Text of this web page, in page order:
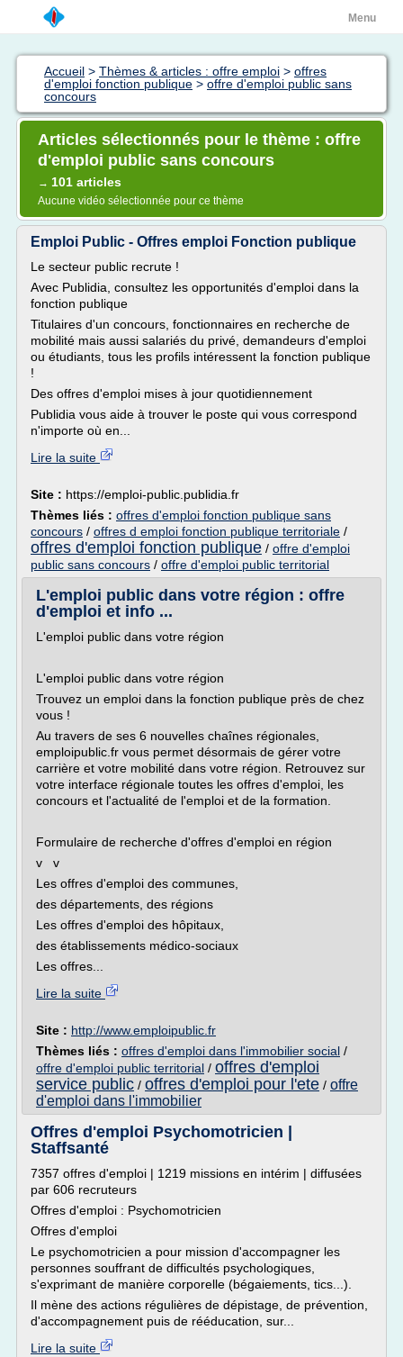
Menu
Accueil > Thèmes & articles : offre emploi > offres
d'emploi fonction publique > offre d'emploi public sans
concours
Articles sélectionnés pour le thème : offre
d'emploi public sans concours
→ 101 articles
Aucune vidéo sélectionnée pour ce thème
Emploi Public - Offres emploi Fonction publique
Le secteur public recrute !
Avec Publidia, consultez les opportunités d'emploi dans la
fonction publique
Titulaires d'un concours, fonctionnaires en recherche de
mobilité mais aussi salariés du privé, demandeurs d'emploi
ou étudiants, tous les profils intéressent la fonction publique
!
Des offres d'emploi mises à jour quotidiennement
Publidia vous aide à trouver le poste qui vous correspond
n'importe où en...
Lire la suite
Site : https://emploi-public.publidia.fr
Thèmes liés : offres d'emploi fonction publique sans
concours / offres d emploi fonction publique territoriale /
offres d'emploi fonction publique / offre d'emploi
public sans concours / offre d'emploi public territorial
L'emploi public dans votre région : offre
d'emploi et info ...
L'emploi public dans votre région
L'emploi public dans votre région
Trouvez un emploi dans la fonction publique près de chez
vous !
Au travers de ses 6 nouvelles chaînes régionales,
emploipublic.fr vous permet désormais de gérer votre
carrière et votre mobilité dans votre région. Retrouvez sur
votre interface régionale toutes les offres d'emploi, les
concours et l'actualité de l'emploi et de la formation.
Formulaire de recherche d'offres d'emploi en région
v v
Les offres d'emploi des communes,
des départements, des régions
Les offres d'emploi des hôpitaux,
des établissements médico-sociaux
Les offres...
Lire la suite
Site : http://www.emploipublic.fr
Thèmes liés : offres d'emploi dans l'immobilier social /
offre d'emploi public territorial / offres d'emploi
service public / offres d'emploi pour l'ete / offre
d'emploi dans l'immobilier
Offres d'emploi Psychomotricien |
Staffsanté
7357 offres d'emploi | 1219 missions en intérim | diffusées
par 606 recruteurs
Offres d'emploi : Psychomotricien
Offres d'emploi
Le psychomotricien a pour mission d'accompagner les
personnes souffrant de difficultés psychologiques,
s'exprimant de manière corporelle (bégaiements, tics...).
Il mène des actions régulières de dépistage, de prévention,
d'accompagnement puis de rééducation, sur...
Lire la suite